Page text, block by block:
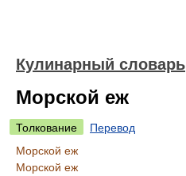
Кулинарный словарь
Морской еж
Толкование
Перевод
Морской еж
Морской еж